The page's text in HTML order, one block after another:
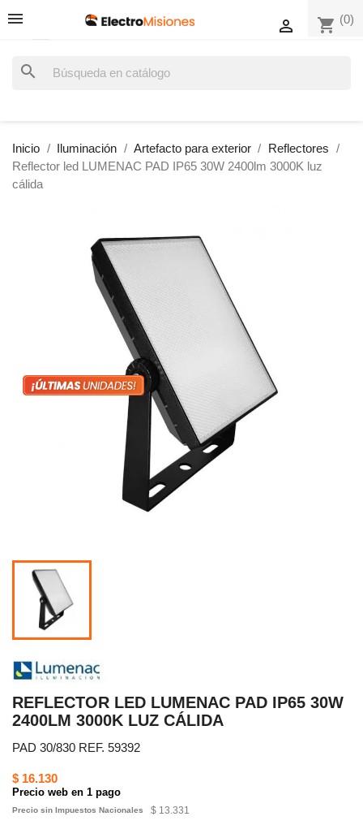
shopping_cart (0)

search
Inicio Iluminación Artefacto para exterior
Reflectores
Reflector led LUMENAC PAD IP65 30W 2400lm 3000K luz
cálida
REFLECTOR LED LUMENAC PAD IP65 30W
2400LM 3000K LUZ CÁLIDA
PAD 30/830 REF. 59392
$ 16.130
Precio web en 1 pago
Precio sin Impuestos Nacionales $ 13.331